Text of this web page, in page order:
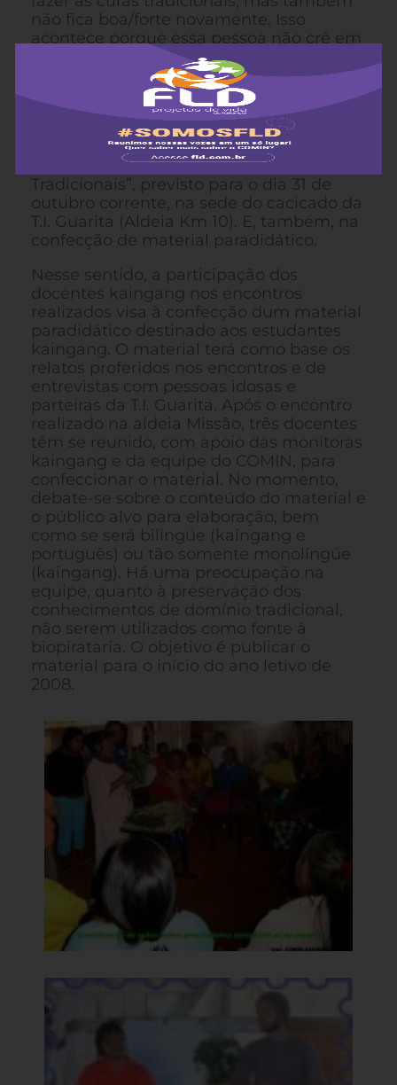
não fica boa/forte novamente. Isso
acontece porque essa pessoa não crê em
nada. Os kaingang precisam acreditar
(ter fé) naquilo que vai fazê-los um povo
forte, com identidade.
As falas e o tema deverão ser retomados
na realização do Encontro Geral de
“Revitalização dos Conhecimentos
Tradicionais”, previsto para o dia 31 de
outubro corrente, na sede do cacicado da
T.I. Guarita (Aldeia Km 10). E, também, na
confecção de material paradidático.
Nesse sentido, a participação dos
docentes kaingang nos encontros
realizados visa à confecção dum material
paradidático destinado aos estudantes
kaingang. O material terá como base os
relatos proferidos nos encontros e de
entrevistas com pessoas idosas e
parteiras da T.I. Guarita. Após o encontro
realizado na aldeia Missão, três docentes
têm se reunido, com apoio das monitoras
kaingang e da equipe do COMIN, para
confeccionar o material. No momento,
debate-se sobre o conteúdo do material e
o público alvo para elaboração, bem
como se será bilíngüe (kaingang e
português) ou tão somente monolíngüe
(kaingang). Há uma preocupação na
equipe, quanto à preservação dos
conhecimentos de domínio tradicional,
não serem utilizados como fonte à
biopirataria. O objetivo é publicar o
material para o início do ano letivo de
2008.